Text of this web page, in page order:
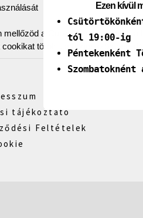
mellőzöd a Cookie-k használatát,
törölni, a böngésződ
tájékoztató
Feltételek
Ezen kívül
tól 19:00-ig